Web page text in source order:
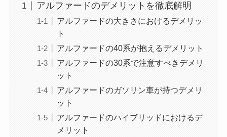
アルファードのデメリットを徹底解明
アルファードの大きさにおけるデメリッ
ト
アルファードの40系が抱えるデメリット
アルファードの30系で注意すべきデメリ
ット
アルファードのガソリン車が持つデメリ
ット
アルファードのハイブリッドにおけるデ
メリット